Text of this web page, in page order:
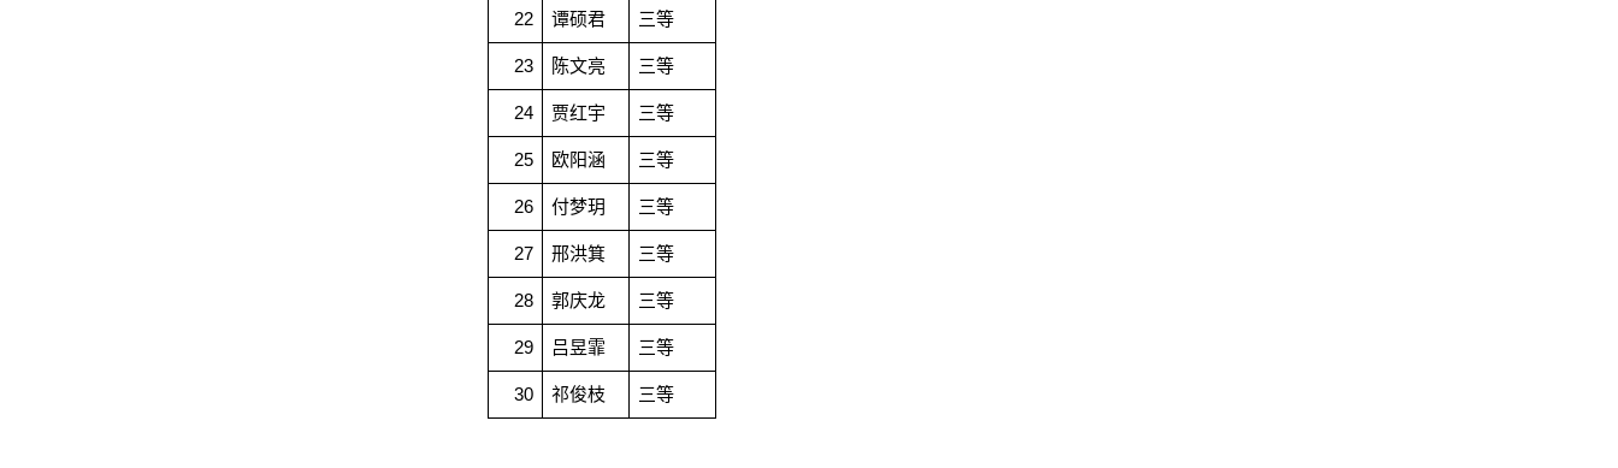
22 谭硕君 三等
23 陈文亮 三等
24 贾红宇 三等
25 欧阳涵 三等
26 付梦玥 三等
27 邢洪箕 三等
28 郭庆龙 三等
29 吕昱霏 三等
30 祁俊枝 三等